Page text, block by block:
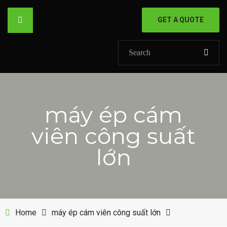
GIỚI THIỆU
SẢN PHẨM
TIN TỨC
GET A QUOTE
máy ép cám
viên công suất
lớn
Home máy ép cám viên công suất lớn